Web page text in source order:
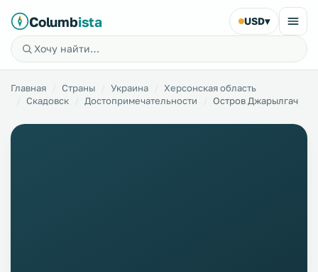
Columbista USD▾
Главная Страны Украина
Херсонская область
Скадовск
Достопримечательности Остров Джарылгач